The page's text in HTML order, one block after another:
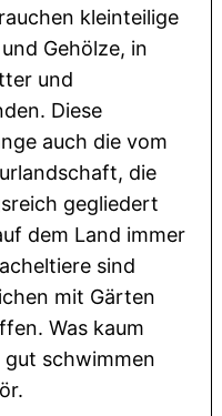
kleinteilige
Gehölze, in
und
Diese
auch die vom
die
gegliedert
dem Land immer
sind
mit Gärten
Was kaum
gut schwimmen